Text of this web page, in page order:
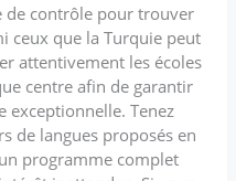
de contrôle pour trouver
ceux que la Turquie peut
attentivement les écoles
centre afin de garantir
exceptionnelle. Tenez
de langues proposés en
programme complet